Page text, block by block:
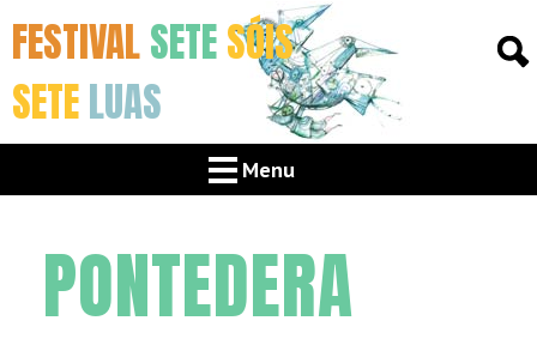
FESTIVALSETESÓIS
SETELUAS
Menu
PONTEDERA